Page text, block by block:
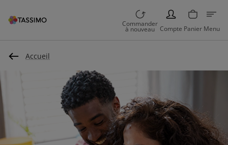
Commander
à nouveau
PERSON
Compte Panier Menu
Accueil